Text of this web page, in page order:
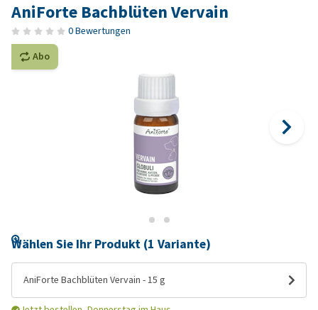
AniForte Bachblüten Vervain
0 Bewertungen
Abo
Wählen Sie Ihr Produkt (1 Variante)
AniForte Bachblüten Vervain - 15 g